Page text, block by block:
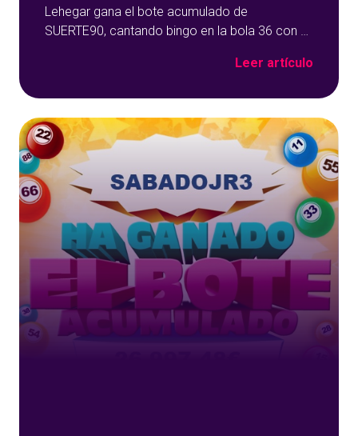
Lehegar gana el bote acumulado de
SUERTE90, cantando bingo en la bola 36 con el
fueron para Cádiz. Lehegar gana el bote
algunos de nuestros fantásticos botes
acumulados no
Leer artículo